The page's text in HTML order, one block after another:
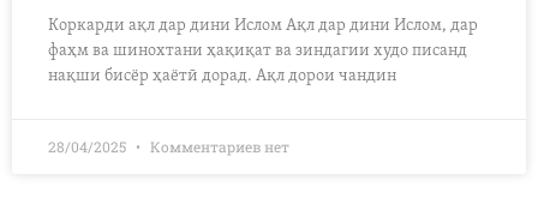
Коркарди ақл дар дини Ислом Ақл дар дини Ислом, дар
фаҳм ва шинохтани ҳақиқат ва зиндагии худо писанд
нақши бисёр ҳаётӣ дорад. Ақл дорои чандин
28/04/2025 Комментариев нет